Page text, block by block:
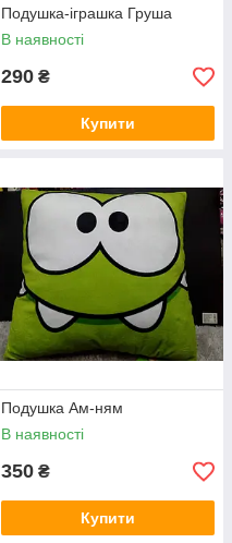
Подушка-іграшка Груша
В наявності
290 ₴
Купити
Подушка Ам-ням
В наявності
350 ₴
Купити